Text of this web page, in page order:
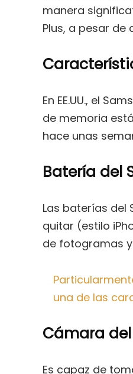
manera
Plus, a pesar
En EE.UU., el
de memoria
hace unas
Batería del
Las baterías del
quitar (estilo
de fotogramas
una de las
Cámara del
Es capaz de